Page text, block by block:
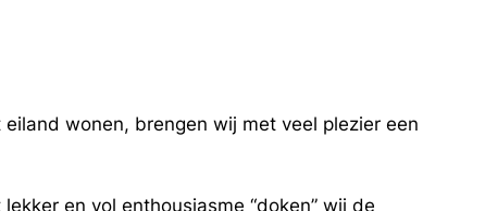
wonen, brengen wij met veel plezier een
en vol enthousiasme “doken” wij de